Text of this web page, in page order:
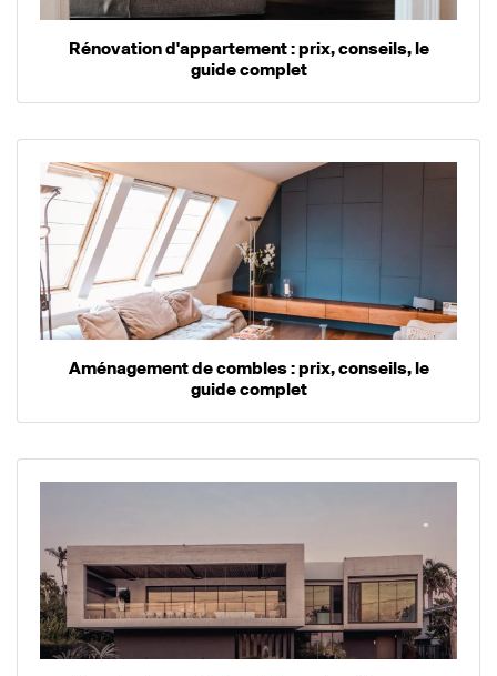
Rénovation d'appartement : prix, conseils, le
guide complet
Aménagement de combles : prix, conseils, le
guide complet